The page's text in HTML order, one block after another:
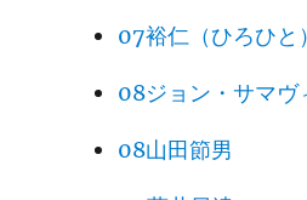
07裕仁（ひろひと）
08ジョン・サマヴ
08山田節男